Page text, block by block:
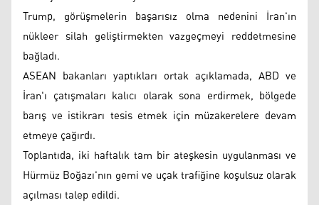
Trump, görüşmelerin başarısız olma nedenini İran'ın
nükleer silah geliştirmekten vazgeçmeyi reddetmesine
bağladı.
ASEAN bakanları yaptıkları ortak açıklamada, ABD ve
İran'ı çatışmaları kalıcı olarak sona erdirmek, bölgede
barış ve istikrarı tesis etmek için müzakerelere devam
etmeye çağırdı.
Toplantıda, iki haftalık tam bir ateşkesin uygulanması ve
Hürmüz Boğazı'nın gemi ve uçak trafiğine koşulsuz olarak
açılması talep edildi.